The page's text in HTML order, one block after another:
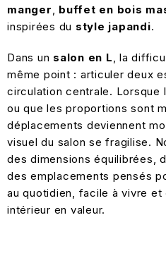
manger, buffet en bois
inspirées du style japandi.
Dans un salon en L, la
même point : articuler deux
circulation centrale. Lorsque
ou que les proportions sont
déplacements deviennent
visuel du salon se fragilise.
des dimensions équilibrées,
des emplacements pensés
au quotidien, facile à vivre
intérieur en valeur.